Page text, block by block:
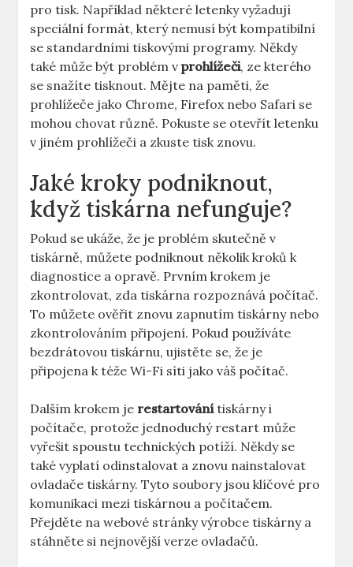
pro tisk. Například některé letenky vyžadují
speciální formát, který nemusí být kompatibilní
se standardními tiskovými programy. Někdy
také může být problém vprohlížeči, ze kterého
se snažíte tisknout. Mějte na paměti, že
prohlížeče jako Chrome, Firefox nebo Safari se
mohou chovat různě. Pokuste se otevřít letenku
v jiném prohlížeči a zkuste tisk znovu.
Jaké kroky podniknout,
když tiskárna nefunguje?
Pokud se ukáže, že je problém skutečně v
tiskárně, můžete podniknout několik kroků k
diagnostice a opravě. Prvním krokem je
zkontrolovat, zda tiskárna rozpoznává počítač.
To můžete ověřit znovu zapnutím tiskárny nebo
zkontrolováním připojení. Pokud používáte
bezdrátovou tiskárnu, ujistěte se, že je
připojena k téže Wi-Fi síti jako váš počítač.
Dalším krokem je restartovánítiskárny i
počítače, protože jednoduchý restart může
vyřešit spoustu technických potíží. Někdy se
také vyplatí odinstalovat a znovu nainstalovat
ovladače tiskárny. Tyto soubory jsou klíčové pro
komunikaci mezi tiskárnou a počítačem.
Přejděte na webové stránky výrobce tiskárny a
stáhněte si nejnovější verze ovladačů.